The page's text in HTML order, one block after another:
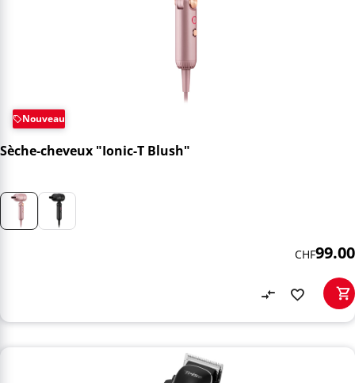
Nouveau
Sèche-cheveux "Ionic-T Blush"
CHF99.00